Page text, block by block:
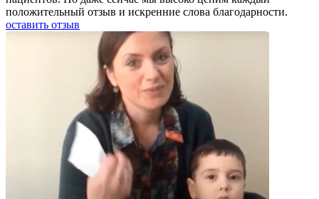
положительный отзыв и искренние слова благодарности.
оставить отзыв